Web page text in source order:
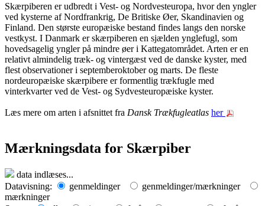
Skærpiberen er udbredt i Vest- og Nordvesteuropa, hvor den yngler
ved kysterne af Nordfrankrig, De Britiske Øer, Skandinavien og
Finland. Den største europæiske bestand findes langs den norske
vestkyst. I Danmark er skærpiberen en sjælden ynglefugl, som
hovedsagelig yngler på mindre øer i Kattegatområdet. Arten er en
relativt almindelig træk- og vintergæst ved de danske kyster, med
flest observationer i septemberoktober og marts. De fleste
nordeuropæiske skærpibere er formentlig trækfugle med
vinterkvarter ved de Vest- og Sydvesteuropæiske kyster.
Læs mere om arten i afsnittet fra Dansk Trækfugleatlas her
Mærkningsdata for Skærpiber
+
−
data indlæses...
Datavisning:
genmeldinger
genmeldinger/mærkninger
mærkninger